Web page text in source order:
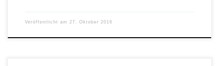
Veröffentlicht am 27. Oktober 2016